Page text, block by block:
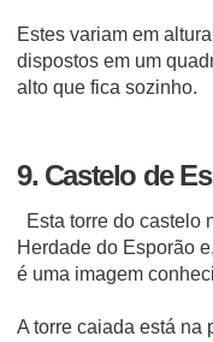
Estes variam em
dispostos em um
alto que fica sozinho.
9. Castelo de
Esta torre do castelo
Herdade do Esporão
é uma imagem
A torre caiada está na